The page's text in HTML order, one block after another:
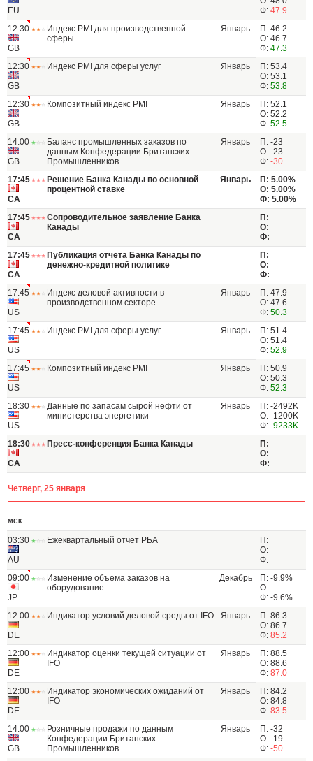
EU
Ф: 47.9
12:30
GB
Индекс PMI для производственной
сферы
Январь
П: 46.2
О: 46.7
Ф: 47.3
12:30
GB
Индекс PMI для сферы услуг Январь
П: 53.4
О: 53.1
Ф: 53.8
12:30
GB
Композитный индекс PMI Январь
П: 52.1
О: 52.2
Ф: 52.5
14:00
GB
Баланс промышленных заказов по
данным Конфедерации Британских
Промышленников
Январь
П: -23
О: -23
Ф: -30
17:45
CA
Решение Банка Канады по основной
процентной ставке
Январь
П: 5.00%
О: 5.00%
Ф: 5.00%
17:45
CA
Сопроводительное заявление Банка
Канады
П:
О:
Ф:
17:45
CA
Публикация отчета Банка Канады по
денежно-кредитной политике
П:
О:
Ф:
17:45
US
Индекс деловой активности в
производственном секторе
Январь
П: 47.9
О: 47.6
Ф: 50.3
17:45
US
Индекс PMI для сферы услуг Январь
П: 51.4
О: 51.4
Ф: 52.9
17:45
US
Композитный индекс PMI Январь
П: 50.9
О: 50.3
Ф: 52.3
18:30
US
Данные по запасам сырой нефти от
министерства энергетики
Январь
П: -2492K
О: -1200K
Ф: -9233K
18:30
CA
Пресс-конференция Банка Канады
П:
О:
Ф:
Четверг, 25 января
МСК
03:30
AU
Ежеквартальный отчет РБА
П:
О:
Ф:
09:00
JP
Изменение объема заказов на
оборудование
Декабрь
П: -9.9%
О:
Ф: -9.6%
12:00
DE
Индикатор условий деловой среды от IFO Январь
П: 86.3
О: 86.7
Ф: 85.2
12:00
DE
Индикатор оценки текущей ситуации от
IFO
Январь
П: 88.5
О: 88.6
Ф: 87.0
12:00
DE
Индикатор экономических ожиданий от
IFO
Январь
П: 84.2
О: 84.8
Ф: 83.5
14:00
GB
Розничные продажи по данным
Конфедерации Британских
Промышленников
Январь
П: -32
О: -19
Ф: -50